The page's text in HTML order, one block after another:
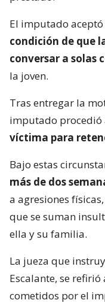
El imputado
condición de que
conversar a solas
la joven.
Tras entregar la
imputado procedió
víctima para
Bajo estas
más de dos
a agresiones
que se suman
ella y su familia.
La jueza que
Escalante, se
cometidos por el